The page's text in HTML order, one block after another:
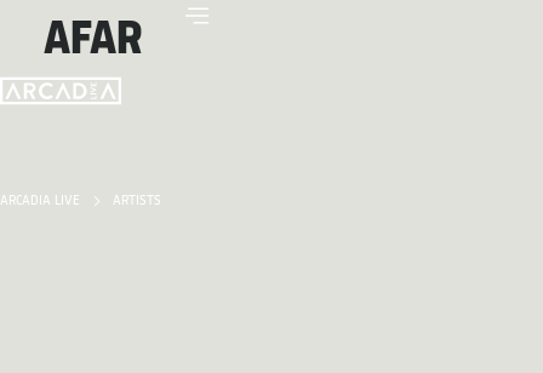
ARCADIA LIVE ARTISTS
AFAR